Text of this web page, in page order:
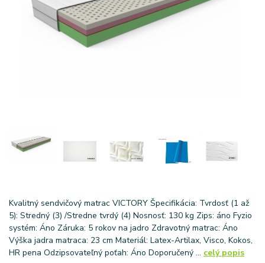
Kvalitný sendvičový matrac VICTORY Špecifikácia: Tvrdosť (1 až
5): Stredný (3) /Stredne tvrdý (4) Nosnosť: 130 kg Zips: áno Fyzio
systém: Áno Záruka: 5 rokov na jadro Zdravotný matrac: Áno
Výška jadra matraca: 23 cm Materiál: Latex-Artilax, Visco, Kokos,
HR pena Odzipsovateľný poťah: Áno Doporučený ... celý popis